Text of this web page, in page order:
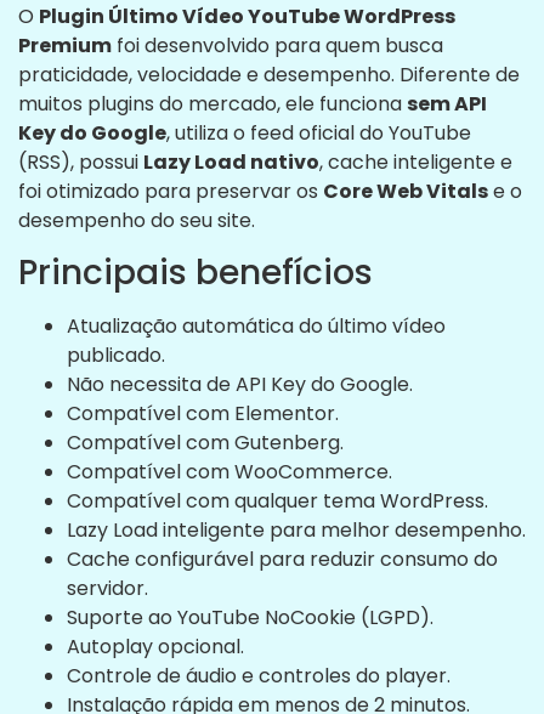
O Plugin Último Vídeo YouTube WordPress
Premium foi desenvolvido para quem busca
praticidade, velocidade e desempenho. Diferente de
muitos plugins do mercado, ele funcionasem API
Key do Google, utiliza o feed oficial do YouTube
(RSS), possui Lazy Load nativo, cache inteligente e
foi otimizado para preservar os Core Web Vitalse o
desempenho do seu site.
Principais benefícios
Atualização automática do último vídeo
publicado.
Não necessita de API Key do Google.
Compatível com Elementor.
Compatível com Gutenberg.
Compatível com WooCommerce.
Compatível com qualquer tema WordPress.
Lazy Load inteligente para melhor desempenho.
Cache configurável para reduzir consumo do
servidor.
Suporte ao YouTube NoCookie (LGPD).
Autoplay opcional.
Controle de áudio e controles do player.
Instalação rápida em menos de 2 minutos.